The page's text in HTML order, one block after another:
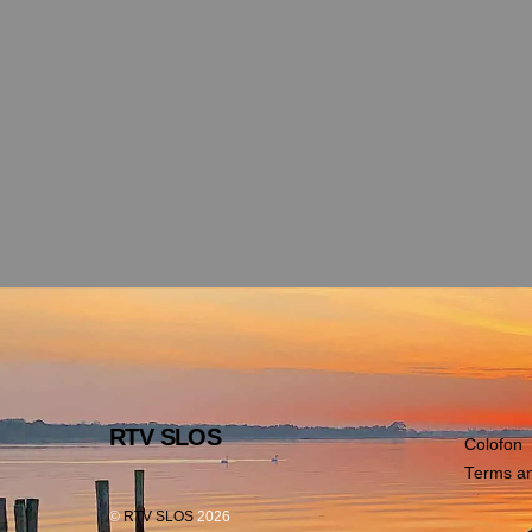
RTV SLOS Colofon
Terms
©RTV SLOS 2026